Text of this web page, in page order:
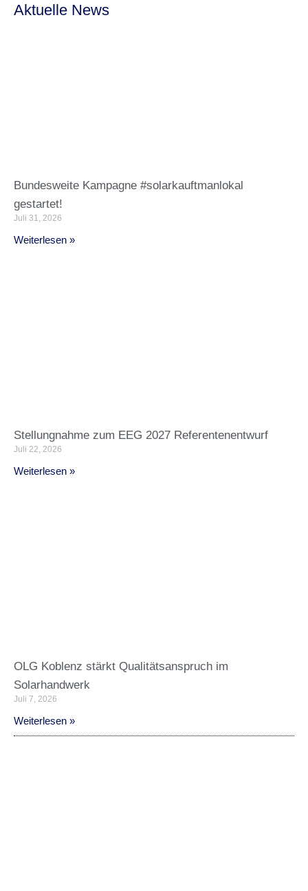
Aktuelle News
Bundesweite Kampagne #solarkauftmanlokal
gestartet!
Juli 31, 2026
Weiterlesen »
Stellungnahme zum EEG 2027 Referentenentwurf
Juli 22, 2026
Weiterlesen »
OLG Koblenz stärkt Qualitätsanspruch im
Solarhandwerk
Juli 7, 2026
Weiterlesen »